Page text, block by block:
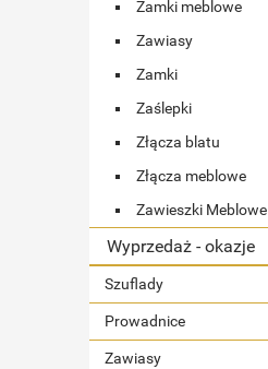
Zamki meblowe
Zawiasy
Zamki
Zaślepki
Złącza blatu
Złącza meblowe
Zawieszki Meblowe
Wyprzedaż - okazje
Szuflady
Prowadnice
Zawiasy